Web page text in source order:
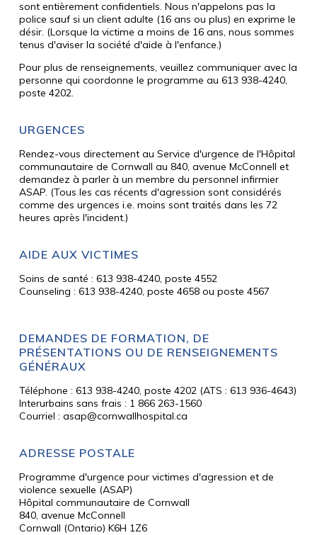
sont entièrement confidentiels. Nous n'appelons pas la
police sauf si un client adulte (16 ans ou plus) en exprime le
désir. (Lorsque la victime a moins de 16 ans, nous sommes
tenus d'aviser la société d'aide à l'enfance.)
Pour plus de renseignements, veuillez communiquer avec la
personne qui coordonne le programme au 613 938-4240,
poste 4202.
URGENCES
Rendez-vous directement au Service d'urgence de l'Hôpital
communautaire de Cornwall au 840, avenue McConnell et
demandez à parler à un membre du personnel infirmier
ASAP. (Tous les cas récents d'agression sont considérés
comme des urgences i.e. moins sont traités dans les 72
heures après l'incident.)
AIDE AUX VICTIMES
Soins de santé : 613 938-4240, poste 4552
Counseling : 613 938-4240, poste 4658 ou poste 4567
DEMANDES DE FORMATION, DE
PRÉSENTATIONS OU DE RENSEIGNEMENTS
GÉNÉRAUX
Téléphone : 613 938-4240, poste 4202 (ATS : 613 936-4643)
Interurbains sans frais : 1 866 263-1560
Courriel : asap@cornwallhospital.ca
ADRESSE POSTALE
Programme d'urgence pour victimes d'agression et de
violence sexuelle (ASAP)
Hôpital communautaire de Cornwall
840, avenue McConnell
Cornwall (Ontario) K6H 1Z6